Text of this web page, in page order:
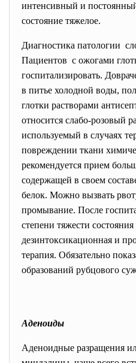
интенсивный и
состояние тяжелое.
Диагностика патологии
Пациентов с ожогами
госпитализировать.
в питье холодной воды,
глотки растворами
относится слабо-розовый
используемый в случаях
повреждении ткани
рекомендуется прием
содержащей в своем
белок. Можно вызвать
промывание. После
степени тяжести
дезинтоксикационная и
терапия. Обязательно
образований рубцового
Аденоиды
Аденоидные разращения